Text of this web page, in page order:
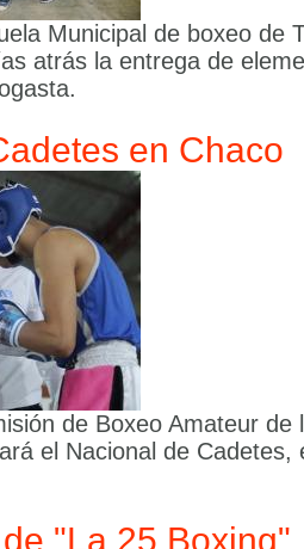
Municipal de boxeo de
atrás la entrega de
en Chaco
de Boxeo Amateur
el Nacional de Cadetes,
"La 25 Boxing"